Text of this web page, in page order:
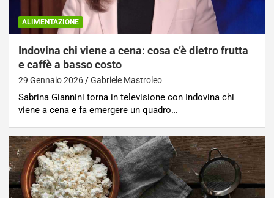
ALIMENTAZIONE
Indovina chi viene a cena: cosa c’è dietro frutta
e caffè a basso costo
29 Gennaio 2026 Gabriele Mastroleo
Sabrina Giannini torna in televisione con Indovina chi
viene a cena e fa emergere un quadro…